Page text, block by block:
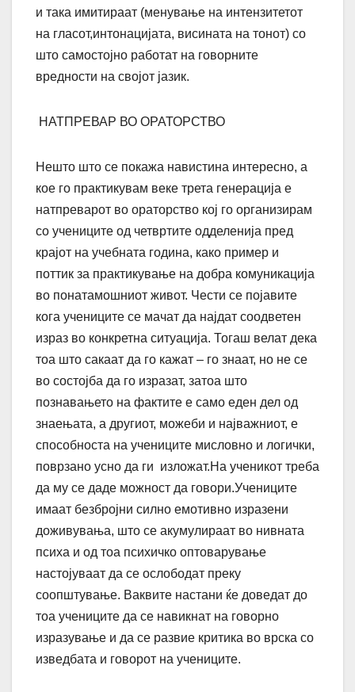
и така имитираат (менување на интензитетот
на гласот,интонацијата, висината на тонот) со
што самостојно работат на говорните
вредности на својот јазик.
НАТПРЕВАР ВО ОРАТОРСТВО
Нешто што се покажа навистина интересно, а
кое го практикувам веке трета генерација е
натпреварот во ораторство кој го организирам
со учениците од четвртите одделенија пред
крајот на учебната година, како пример и
поттик за практикување на добра комуникација
во понатамошниот живот. Чести се појавите
кога учениците се мачат да најдат соодветен
израз во конкретна ситуација. Тогаш велат дека
тоа што сакаат да го кажат – го знаат, но не се
во состојба да го изразат, затоа што
познавањето на фактите е само еден дел од
знаењата, а другиот, можеби и најважниот, е
способноста на учениците мисловно и логички,
поврзано усно да ги изложат.На ученикот треба
да му се даде можност да говори.Учениците
имаат безбројни силно емотивно изразени
доживувања, што се акумулираат во нивната
психа и од тоа психичко оптоварување
настојуваат да се ослободат преку
соопштување. Ваквите настани ќе доведат до
тоа учениците да се навикнат на говорно
изразување и да се развие критика во врска со
изведбата и говорот на учениците.